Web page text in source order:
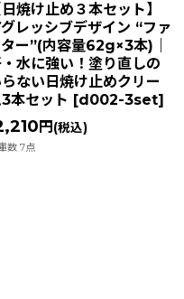
日焼け止め３本セット】
グレッシブデザイン “ファ
ー”(内容量62g×3本)｜
水に強い！塗り直しの
ない日焼け止めクリー
本セット [d002-3set]
円 (税込)
数 7点